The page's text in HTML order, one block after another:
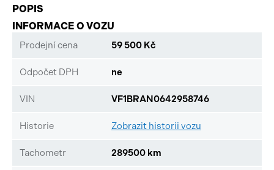
POPIS
INFORMACE O VOZU
Prodejní cena 59 500 Kč
Odpočet DPH ne
VIN VF1BRAN0642958746
Historie Zobrazit historii vozu
Tachometr 289500 km